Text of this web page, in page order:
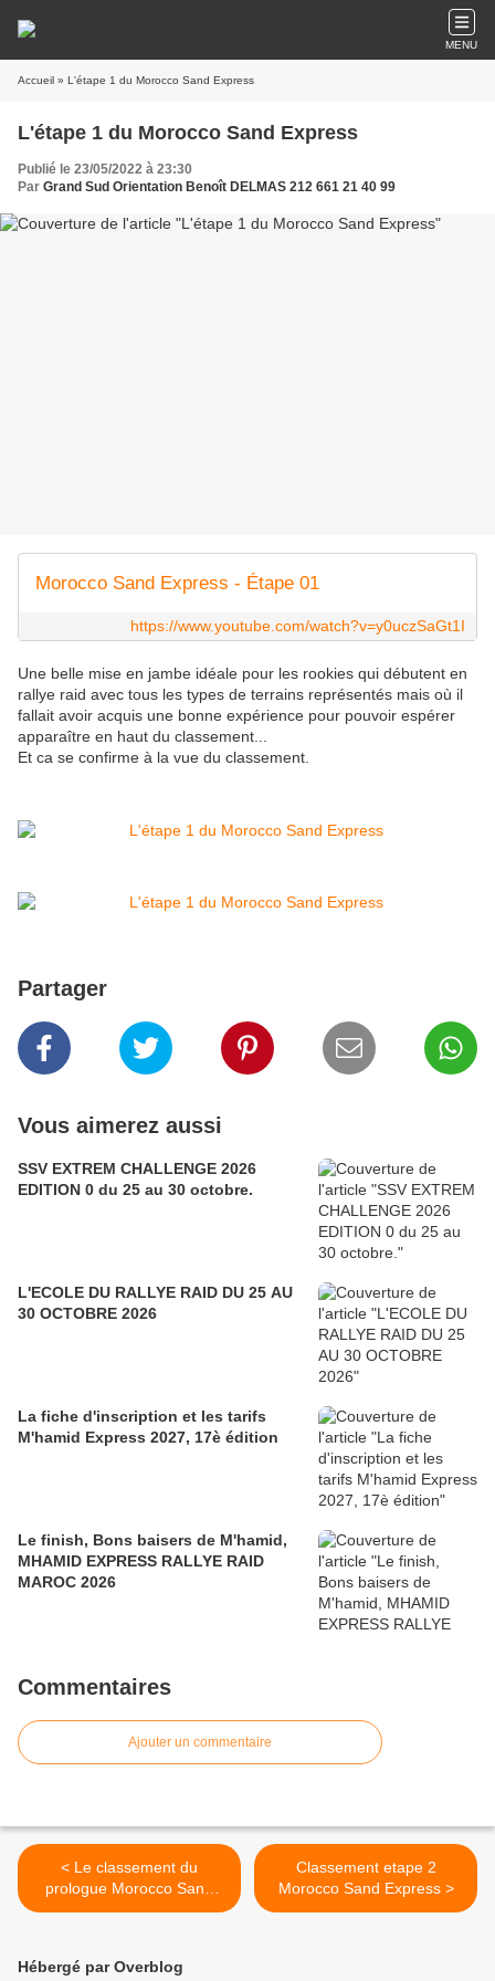
MENU
Accueil » L'étape 1 du Morocco Sand Express
L'étape 1 du Morocco Sand Express
Publié le 23/05/2022 à 23:30
Par Grand Sud Orientation Benoît DELMAS 212 661 21 40 99
Morocco Sand Express - Étape 01
https://www.youtube.com/watch?v=y0uczSaGt1I
Une belle mise en jambe idéale pour les rookies qui débutent en
rallye raid avec tous les types de terrains représentés mais où il
fallait avoir acquis une bonne expérience pour pouvoir espérer
apparaître en haut du classement...
Et ca se confirme à la vue du classement.
Partager
Vous aimerez aussi
SSV EXTREM CHALLENGE 2026
EDITION 0 du 25 au 30 octobre.
L'ECOLE DU RALLYE RAID DU 25 AU
30 OCTOBRE 2026
La fiche d'inscription et les tarifs
M'hamid Express 2027, 17è édition
Le finish, Bons baisers de M'hamid,
MHAMID EXPRESS RALLYE RAID
MAROC 2026
Commentaires
Ajouter un commentaire
< Le classement du
prologue Morocco Sand
Express 2022
Classement etape 2
Morocco Sand Express >
Hébergé par Overblog